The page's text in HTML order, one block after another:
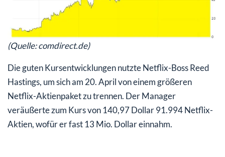
(Quelle: comdirect.de)
Die guten Kursentwicklungen nutzte Netflix-Boss Reed
Hastings, um sich am 20. April von einem größeren
Netflix-Aktienpaket zu trennen. Der Manager
veräußerte zum Kurs von 140,97 Dollar 91.994 Netflix-
Aktien, wofür er fast 13 Mio. Dollar einnahm.